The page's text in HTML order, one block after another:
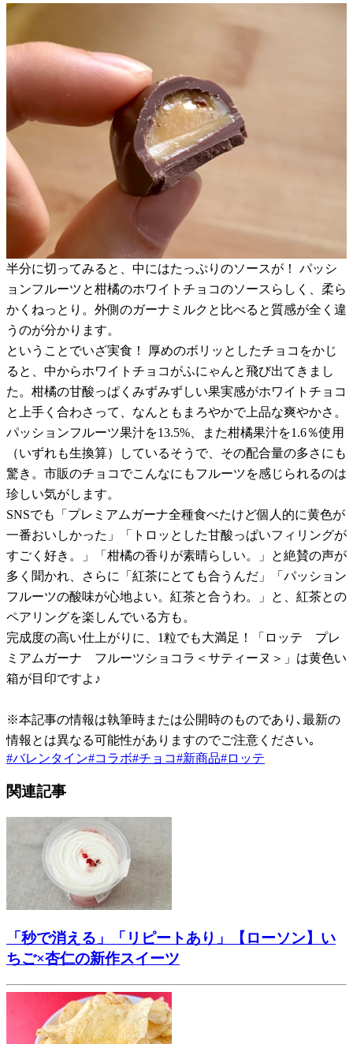
半分に切ってみると、中にはたっぷりのソースが！ パッシ
ョンフルーツと柑橘のホワイトチョコのソースらしく、柔ら
かくねっとり。外側のガーナミルクと比べると質感が全く違
うのが分かります。
ということでいざ実食！ 厚めのボリッとしたチョコをかじ
ると、中からホワイトチョコがふにゃんと飛び出てきまし
た。柑橘の甘酸っぱくみずみずしい果実感がホワイトチョコ
と上手く合わさって、なんともまろやかで上品な爽やかさ。
パッションフルーツ果汁を13.5%、また柑橘果汁を1.6％使用
（いずれも生換算）しているそうで、その配合量の多さにも
驚き。市販のチョコでこんなにもフルーツを感じられるのは
珍しい気がします。
SNSでも「プレミアムガーナ全種食べたけど個人的に黄色が
一番おいしかった」「トロッとした甘酸っぱいフィリングが
すごく好き。」「柑橘の香りが素晴らしい。」と絶賛の声が
多く聞かれ、さらに「紅茶にとても合うんだ」「パッション
フルーツの酸味が心地よい。紅茶と合うわ。」と、紅茶との
ペアリングを楽しんでいる方も。
完成度の高い仕上がりに、1粒でも大満足！「ロッテ プレ
ミアムガーナ フルーツショコラ＜サティーヌ＞」は黄色い
箱が目印ですよ♪
※本記事の情報は執筆時または公開時のものであり､最新の
情報とは異なる可能性がありますのでご注意ください｡
#バレンタイン#コラボ#チョコ#新商品#ロッテ
関連記事
「秒で消える」「リピートあり」【ローソン】い
ちご×杏仁の新作スイーツ